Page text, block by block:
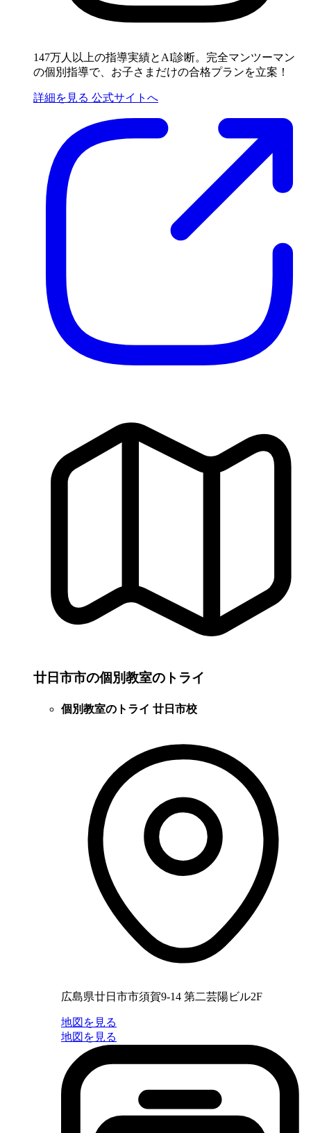
147万人以上の指導実績とAI診断。完全マンツーマン
の個別指導で、お子さまだけの合格プランを立案！
詳細を見る 公式サイトへ
廿日市市の個別教室のトライ
個別教室のトライ 廿日市校
広島県廿日市市須賀9-14 第二芸陽ビル2F
地図を見る
地図を見る